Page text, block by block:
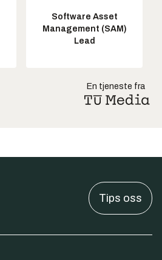
Software Asset
Management (SAM)
Lead
En tjeneste fra
Tips oss